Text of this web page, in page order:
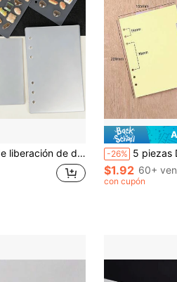
papel de hojas sueltas, collage, pegatinas de burbujas de cristal, libros de pegatinas de carcasa dura, papel de hojas sueltas grueso, recambios de pegatinas, libros de pegatinas de carcasa dura, tableros de pegatinas de cristal en relieve 3D, divisores de cuadernos de hojas sueltas, carpetas de papel, carpetas de libros de pegatinas -26% 5 piezas Divisores de carpeta de hojas sueltas A5/A6 con
$1.92 60+
con cupón